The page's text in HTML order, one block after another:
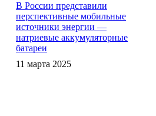
В России представили
перспективные мобильные
источники энергии —
натриевые аккумуляторные
батареи
11 марта 2025